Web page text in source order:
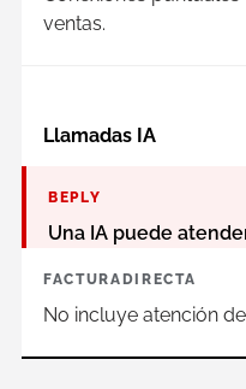
ventas.
Llamadas IA
BEPLY
Una IA puede
FACTURADIRECTA
No incluye atención